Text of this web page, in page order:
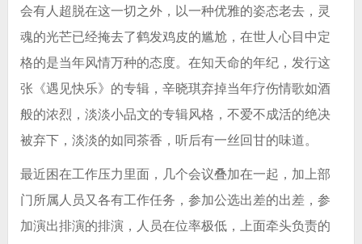
会有人超脱在这一切之外，以一种优雅的姿态老去，灵
魂的光芒已经掩去了鹤发鸡皮的尴尬，在世人心目中定
格的是当年风情万种的态度。在知天命的年纪，发行这
张《遇见快乐》的专辑，辛晓琪弃掉当年疗伤情歌如酒
般的浓烈，淡淡小品文的专辑风格，不爱不成活的绝决
被弃下，淡淡的如同茶香，听后有一丝回甘的味道。
最近困在工作压力里面，几个会议叠加在一起，加上部
门所属人员又各有工作任务，参加公选出差的出差，参
加演出排演的排演，人员在位率极低，上面牵头负责的